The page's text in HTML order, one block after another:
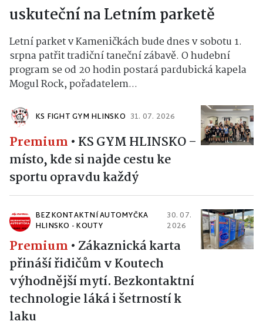
uskuteční na Letním parketě
Letní parket v Kameničkách bude dnes v sobotu 1.
srpna patřit tradiční taneční zábavě. O hudební
program se od 20 hodin postará pardubická kapela
Mogul Rock, pořadatelem...
KS FIGHT GYM HLINSKO 31. 07. 2026
Premium • KS GYM HLINSKO –
místo, kde si najde cestu ke
sportu opravdu každý
BEZKONTAKTNÍ AUTOMYČKA
HLINSKO - KOUTY
30. 07.
2026
Premium • Zákaznická karta
přináší řidičům v Koutech
výhodnější mytí. Bezkontaktní
technologie láká i šetrností k
laku